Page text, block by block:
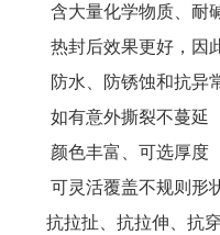
含大量化学物质、耐
热封后效果更好，因
防水、防锈蚀和抗异
如有意外撕裂不蔓延
颜色丰富、可选厚度
可灵活覆盖不规则形
抗拉扯、抗拉伸、抗